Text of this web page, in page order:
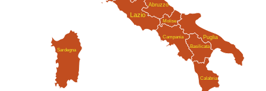
Abruzzo
Puglia
Basilicata
Calabria
Campania
Lazio
Molise
Sardegna